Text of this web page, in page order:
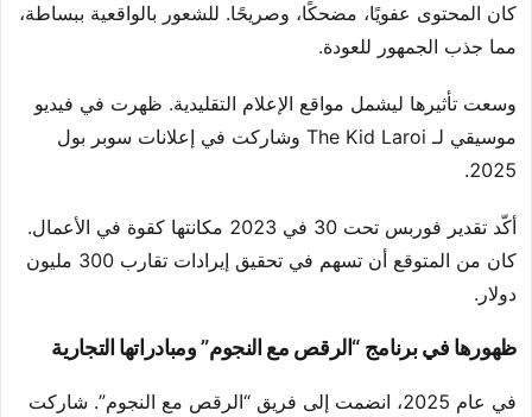
كان المحتوى عفويًا، مضحكًا، وصريحًا. للشعور بالواقعية ببساطة،
مما جذب الجمهور للعودة.
وسعت تأثيرها ليشمل مواقع الإعلام التقليدية. ظهرت في فيديو
موسيقي لـ The Kid Laroi وشاركت في إعلانات سوبر بول
2025.
أكّد تقدير فوربس تحت 30 في 2023 مكانتها كقوة في الأعمال.
كان من المتوقع أن تسهم في تحقيق إيرادات تقارب 300 مليون
دولار.
ظهورها في برنامج “الرقص مع النجوم” ومبادراتها التجارية
في عام 2025، انضمت إلى فريق “الرقص مع النجوم”. شاركت